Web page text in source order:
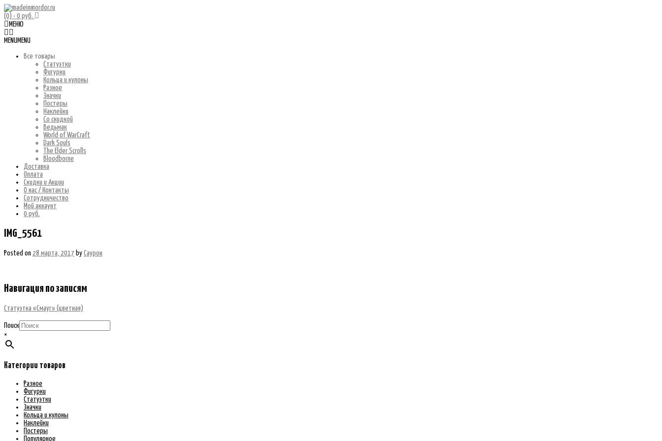
(0) - 0 руб.
МЕНЮ
MENU MENU
Все товары
Статуэтки
Фигурки
Кольца и кулоны
Разное
Значки
Постеры
Наклейки
Со скидкой
Ведьмак
World of WarCraft
Dark Souls
The Elder Scrolls
Bloodborne
Доставка
Оплата
Скидки и Акции
О нас / Контакты
Сотрудничество
Мой аккаунт
0 руб.
IMG_5561
Posted on 28 марта, 2017 by Саурон
Навигация по записям
Статуэтка «Смауг» (цветная)
Поиск
×
Категории товаров
Разное
Фигурки
Статуэтки
Значки
Кольца и кулоны
Наклейки
Постеры
Популярное